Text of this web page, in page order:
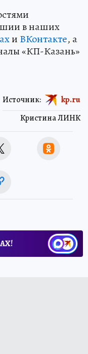
в наших
и ВКонтакте, а
«КП-Казань»
Кристина ЛИНК
Источник: kp.ru